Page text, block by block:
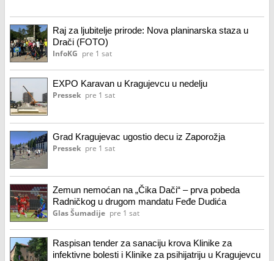
Raj za ljubitelje prirode: Nova planinarska staza u
Drači (FOTO)
InfoKG pre 1 sat
EXPO Karavan u Kragujevcu u nedelju
Pressek pre 1 sat
Grad Kragujevac ugostio decu iz Zaporožja
Pressek pre 1 sat
Zemun nemoćan na „Čika Dači“ – prva pobeda
Radničkog u drugom mandatu Feđe Dudića
Glas Šumadije pre 1 sat
Raspisan tender za sanaciju krova Klinike za
infektivne bolesti i Klinike za psihijatriju u Kragujevcu